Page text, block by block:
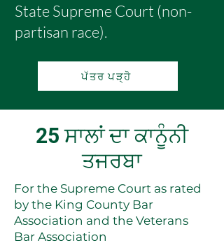
State Supreme Court (non-
partisan race).
ਪੱਤਰ ਪੜ੍ਹੋ
25 ਸਾਲਾਂ ਦਾ ਕਾਨੂੰਨੀ
ਤਜਰਬਾ
For the Supreme Court as rated
by the King County Bar
Association and the Veterans
Bar Association